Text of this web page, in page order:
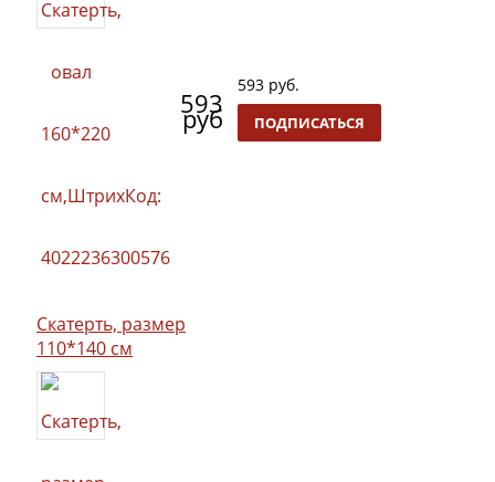
593
руб
593 руб.
ПОДПИСАТЬСЯ
Скатерть, размер
110*140 см